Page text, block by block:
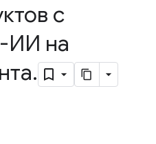
с
ИИ на
.